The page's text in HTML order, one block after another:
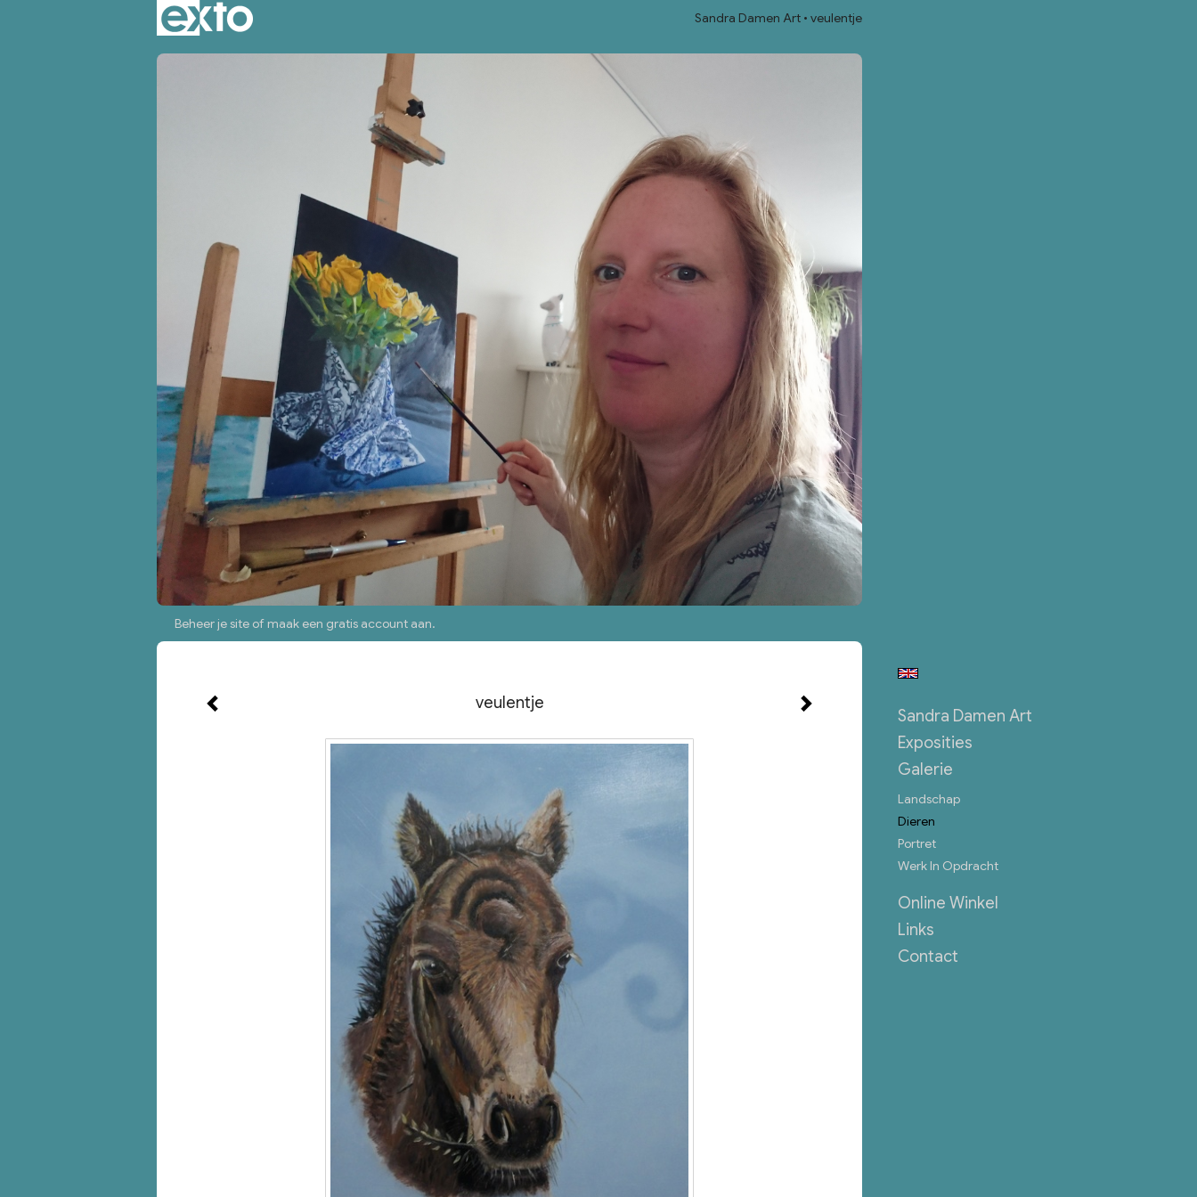
Sandra Damen Art veulentje
Beheer je site ofmaak een gratis account aan.
veulentje
Sandra Damen Art
Exposities
Galerie
Landschap
Dieren
Portret
Werk In Opdracht
Online Winkel
Links
Contact